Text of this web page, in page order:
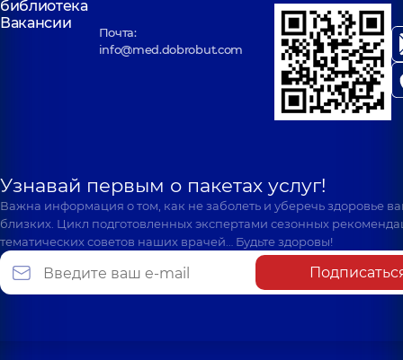
библиотека
Вакансии
Почта:
info@med.dobrobut.com
Узнавай первым о пакетах услуг!
Важна информация о том, как не заболеть и уберечь здоровье
близких. Цикл подготовленных экспертами сезонных
тематических советов наших врачей… Будьте здоровы!